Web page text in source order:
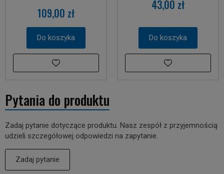
109,00 zł
Do koszyka
43,00 zł
Do koszyka
Pytania do produktu
Zadaj pytanie dotyczące produktu. Nasz zespół z przyjemnością
udzieli szczegółowej odpowiedzi na zapytanie.
Zadaj pytanie